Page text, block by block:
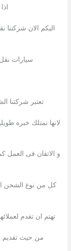
الیكم الان
سیارات
تعتبر شركتنا
لانھا تمتلك خبره
و الاتقان فى العمل
كل من نوع الشحن
تھتم ان تقدم
من حیث تقدیم